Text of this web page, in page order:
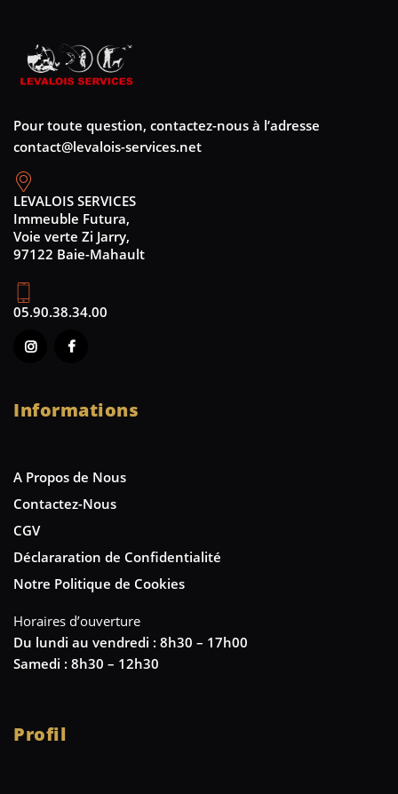
Pour toute question, contactez-nous à l’adresse
contact@levalois-services.net
LEVALOIS SERVICES
Immeuble Futura,
Voie verte Zi Jarry,
97122 Baie-Mahault
05.90.38.34.00
Informations
A Propos de Nous
Contactez-Nous
CGV
Déclararation de Confidentialité
Notre Politique de Cookies
Horaires d’ouverture
Du lundi au vendredi : 8h30 – 17h00
Samedi : 8h30 – 12h30
Profil